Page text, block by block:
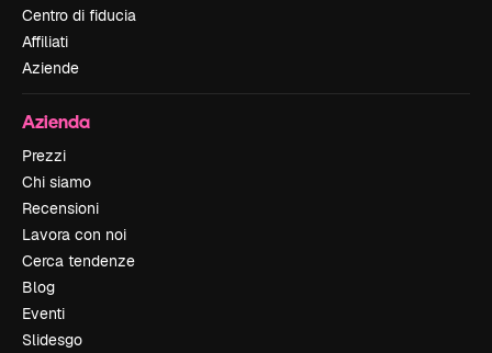
Centro di fiducia
Affiliati
Aziende
Azienda
Prezzi
Chi siamo
Recensioni
Lavora con noi
Cerca tendenze
Blog
Eventi
Slidesgo